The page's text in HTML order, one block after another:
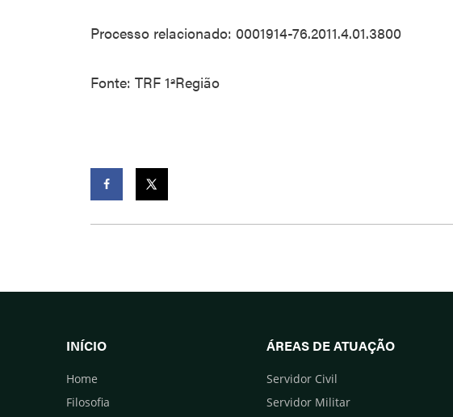
Processo relacionado: 0001914-76.2011.4.01.3800
Fonte: TRF 1ªRegião
INÍCIO
Home
Filosofia
ÁREAS DE ATUAÇÃO
Servidor Civil
Servidor Militar